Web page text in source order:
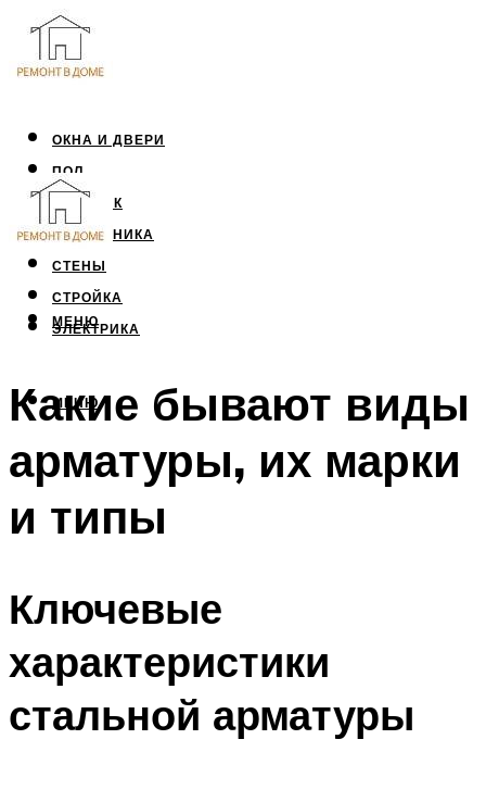
ОКНА И ДВЕРИ
ПОЛ
ПОТОЛОК
САНТЕХНИКА
СТЕНЫ
СТРОЙКА
ЭЛЕКТРИКА
МЕНЮ
МЕНЮ
Какие бывают виды
арматуры, их марки
и типы
Ключевые
характеристики
стальной арматуры